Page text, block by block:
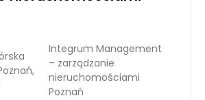
Integrum Management
– zarządzanie
nieruchomościami
Poznań